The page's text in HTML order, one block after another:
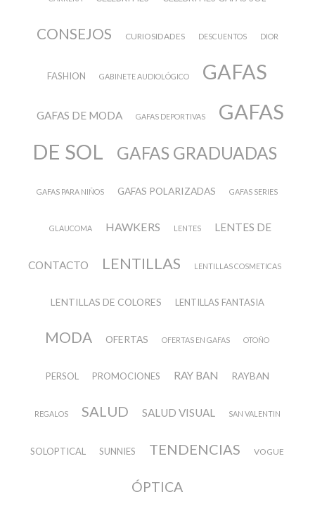
CONSEJOS CURIOSIDADES DESCUENTOS DIOR
FASHION GABINETE AUDIOLÓGICO GAFAS
GAFAS DE MODA GAFAS DEPORTIVAS
GAFAS
DE SOL
GAFAS GRADUADAS
GAFAS PARA NIÑOS GAFAS POLARIZADAS GAFAS SERIES
GLAUCOMA HAWKERS LENTES LENTES DE
CONTACTO LENTILLAS LENTILLAS COSMETICAS
LENTILLAS DE COLORES LENTILLAS FANTASIA
MODA OFERTAS OFERTAS EN GAFAS OTOÑO
PERSOL PROMOCIONES RAY BAN RAYBAN
REGALOS SALUD SALUD VISUAL SAN VALENTIN
SOLOPTICAL SUNNIES TENDENCIAS VOGUE
ÓPTICA